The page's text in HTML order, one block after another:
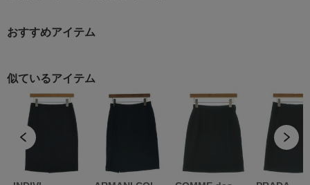
おすすめアイテム